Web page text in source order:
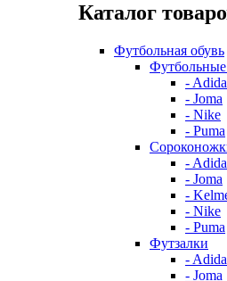
Каталог
Футбольная обувь
-
- Joma
- Nike
- Puma
-
- Joma
-
- Nike
- Puma
Футзалки
-
- Joma